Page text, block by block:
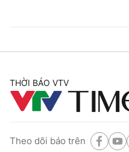
THỜI BÁO VTV
Theo dõi báo trên